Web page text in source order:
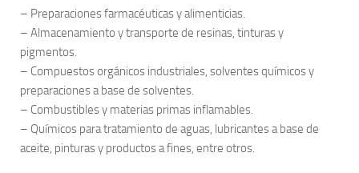
– Preparaciones farmacéuticas y alimenticias.
– Almacenamiento y transporte de resinas, tinturas y
pigmentos.
– Compuestos orgánicos industriales, solventes químicos y
preparaciones a base de solventes.
– Combustibles y materias primas inflamables.
– Químicos para tratamiento de aguas, lubricantes a base de
aceite, pinturas y productos a fines, entre otros.